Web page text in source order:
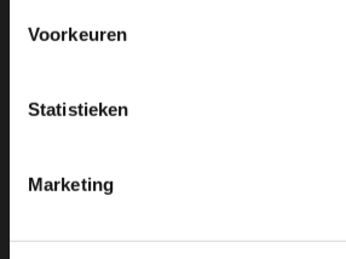
Voorkeuren
Statistieken
Marketing
Disclaimer